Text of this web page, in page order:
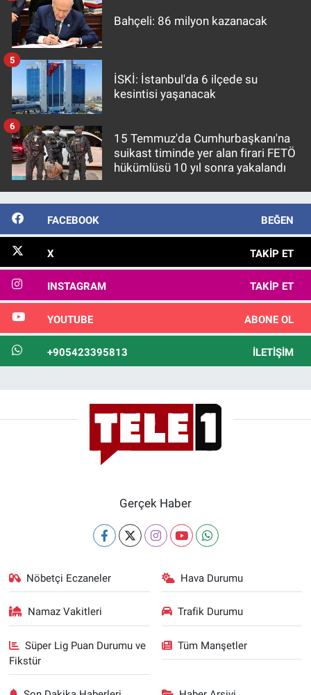
Bahçeli: 86 milyon kazanacak
İSKİ: İstanbul'da 6 ilçede su
kesintisi yaşanacak
5
15 Temmuz'da Cumhurbaşkanı'na
suikast timinde yer alan firari FETÖ
hükümlüsü 10 yıl sonra yakalandı
6
FACEBOOK BEĞEN
X TAKIP ET
INSTAGRAM TAKIP ET
YOUTUBE ABONE OL
+905423395813 İLETIŞIM
Gerçek Haber
Nöbetçi Eczaneler Hava Durumu
Namaz Vakitleri Trafik Durumu
Süper Lig Puan Durumu ve
Fikstür
Tüm Manşetler